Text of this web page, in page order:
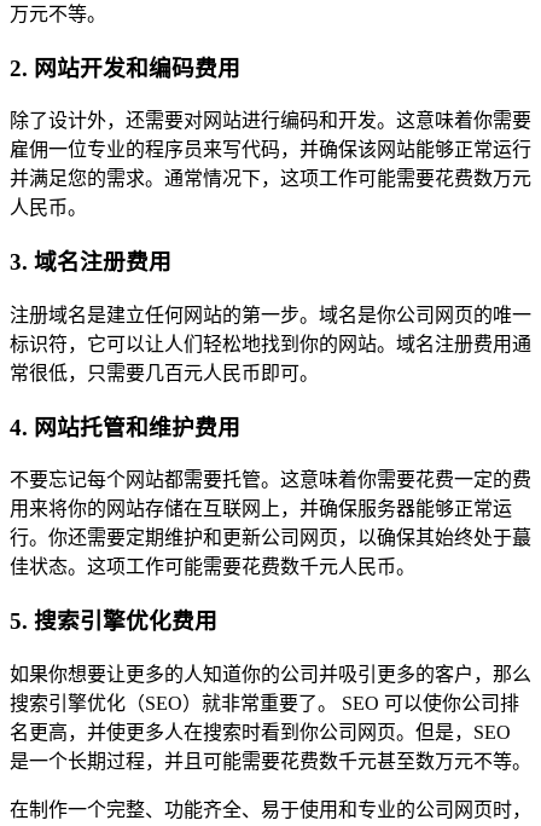
万元不等。
2. 网站开发和编码费用
除了设计外，还需要对网站进行编码和开发。这意味着你需要
雇佣一位专业的程序员来写代码，并确保该网站能够正常运行
并满足您的需求。通常情况下，这项工作可能需要花费数万元
人民币。
3. 域名注册费用
注册域名是建立任何网站的第一步。域名是你公司网页的唯一
标识符，它可以让人们轻松地找到你的网站。域名注册费用通
常很低，只需要几百元人民币即可。
4. 网站托管和维护费用
不要忘记每个网站都需要托管。这意味着你需要花费一定的费
用来将你的网站存储在互联网上，并确保服务器能够正常运
行。你还需要定期维护和更新公司网页，以确保其始终处于蕞
佳状态。这项工作可能需要花费数千元人民币。
5. 搜索引擎优化费用
如果你想要让更多的人知道你的公司并吸引更多的客户，那么
搜索引擎优化（SEO）就非常重要了。 SEO 可以使你公司排
名更高，并使更多人在搜索时看到你公司网页。但是，SEO
是一个长期过程，并且可能需要花费数千元甚至数万元不等。
在制作一个完整、功能齐全、易于使用和专业的公司网页时，